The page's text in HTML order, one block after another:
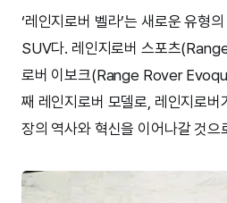
‘레인지로버 벨라’는 새로운 유형
SUV다. 레인지로버 스포츠
로버 이보크(Range Rover
째 레인지로버 모델로, 레인지로버
장의 역사와 혁신을 이어나갈 것으